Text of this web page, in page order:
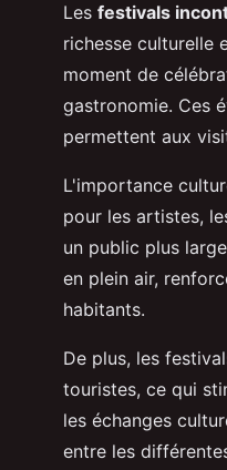
Les festivals
richesse culturelle
moment de
gastronomie. Ces
permettent aux
L'importance
pour les artistes,
un public plus
en plein air,
habitants.
De plus, les
touristes, ce qui
les échanges
entre les